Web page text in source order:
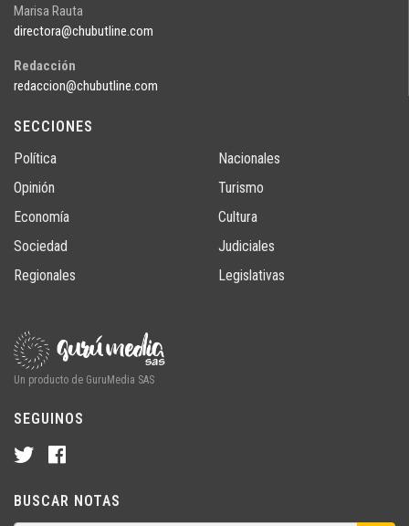
Marisa Rauta
directora@chubutline.com
Redacción
redaccion@chubutline.com
SECCIONES
Política
Opinión
Economía
Sociedad
Regionales
Nacionales
Turismo
Cultura
Judiciales
Legislativas
Un producto de GuruMedia SAS
SEGUINOS
BUSCAR NOTAS